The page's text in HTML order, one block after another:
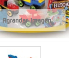
Agrandar Imagen